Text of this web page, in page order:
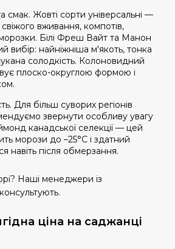
смак. Жовті сорти універсальні —
вживання, компотів,
Білі Фреш Вайт та Манон
вибір: найніжніша м'якоть, тонка
солодкість. Колоновидний
плоско-округлою формою і
Для більш суворих регіонів
звернути особливу увагу
канадської селекції — цей
морози до –25°С і здатний
навіть після обмерзання.
Наші менеджери із
ціна на саджанці